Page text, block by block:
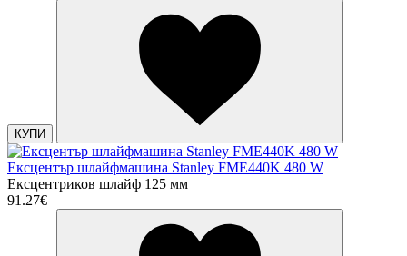
КУПИ
Ексцентър шлайфмашина Stanley FME440K 480 W
Eксцентриков шлайф 125 мм
91.27€